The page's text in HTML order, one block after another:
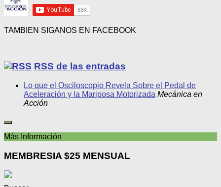
TAMBIEN SIGANOS EN FACEBOOK
RSS de las entradas
Lo que el Osciloscopio Revela Sobre el Pedal de
Aceleración y la Mariposa Motorizada Mecánica en
Acción
Más Información
MEMBRESIA $25 MENSUAL